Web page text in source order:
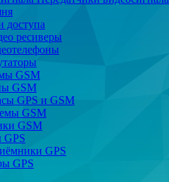
доступа
ресиверы
GSM
GSM
GPS и GSM
GSM
GSM
GPS
GPS
GPS